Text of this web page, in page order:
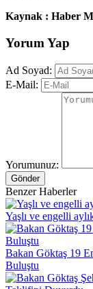
Kaynak : Haber
Yorum Yap
Ad Soyad:
E-Mail:
Yorumunuz:
Gönder
Benzer Haberler
Yaşlı ve engelli
Bakan Göktaş 19
Buluştu